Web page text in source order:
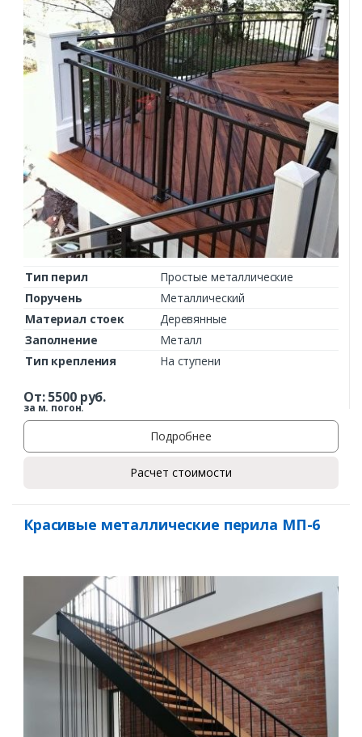
Тип перил
Простые металлические
Поручень
Металлический
Материал стоек
Деревянные
Заполнение
Металл
Тип крепления
На ступени
От:5500руб.
за м. погон.
Подробнее
Расчет стоимости
Красивые металлические перила МП-6